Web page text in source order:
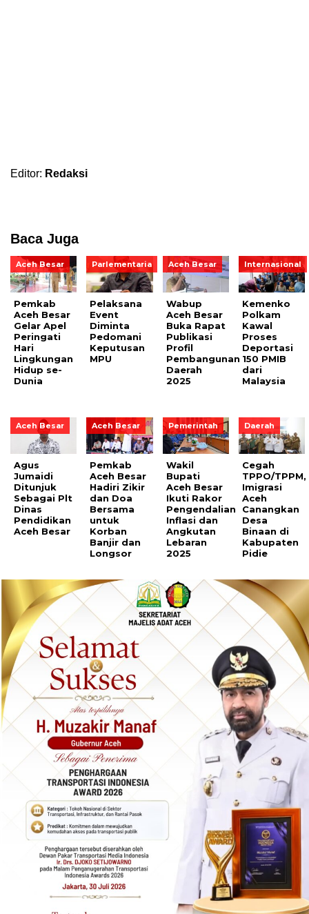
Editor: Redaksi
Baca Juga
Aceh Besar
Pemkab
Aceh Besar
Gelar Apel
Peringati
Hari
Lingkungan
Hidup se-
Dunia
Parlementaria
Pelaksana
Event
Diminta
Pedomani
Keputusan
MPU
Aceh Besar
Wabup
Aceh Besar
Buka Rapat
Publikasi
Profil
Pembangunan
Daerah
2025
Internasional
Kemenko
Polkam
Kawal
Proses
Deportasi
150 PMIB
dari
Malaysia
Aceh Besar
Agus
Jumaidi
Ditunjuk
Sebagai Plt
Dinas
Pendidikan
Aceh Besar
Aceh Besar
Pemkab
Aceh Besar
Hadiri Zikir
dan Doa
Bersama
untuk
Korban
Banjir dan
Longsor
Pemerintah
Wakil
Bupati
Aceh Besar
Ikuti Rakor
Pengendalian
Inflasi dan
Angkutan
Lebaran
2025
Daerah
Cegah
TPPO/TPPM,
Imigrasi
Aceh
Canangkan
Desa
Binaan di
Kabupaten
Pidie